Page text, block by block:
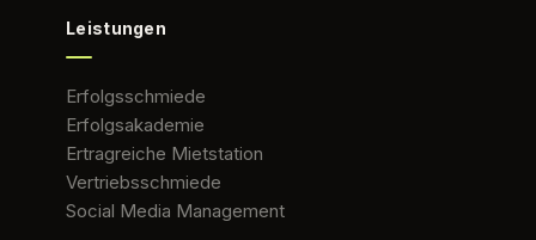
Leistungen
Erfolgsschmiede
Erfolgsakademie
Ertragreiche Mietstation
Vertriebsschmiede
Social Media Management